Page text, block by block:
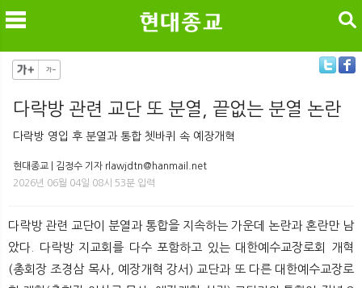
메
검색
다락방 관련 교단 또 분열, 끝없는 분열 논란
다락방 영입 후 분열과 통합 쳇바퀴 속 예장개혁
현대종교 | 김정수 기자 rlawjdtn@hanmail.net
2026년 06월 04일 08시 53분 입력
다락방 관련 교단이 분열과 통합을 지속하는 가운데 논란과 혼란만 남
았다. 다락방 지교회를 다수 포함하고 있는 대한예수교장로회 개혁
(총회장 조경삼 목사, 예장개혁 강서) 교단과 또 다른 대한예수교장로